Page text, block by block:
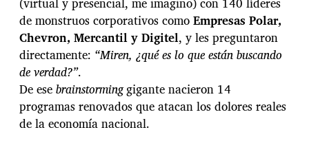
l
o
a
g
a
r
a
n
de monstruos corporativos comoEmpresas Polar,
Chevron, Mercantil y Digitel, y les preguntaron
directamente: “Miren, ¿qué es lo que están buscando
de verdad?”.
De esebrainstorminggigante nacieron 14
programas renovados que atacan los dolores reales
de la economía nacional.